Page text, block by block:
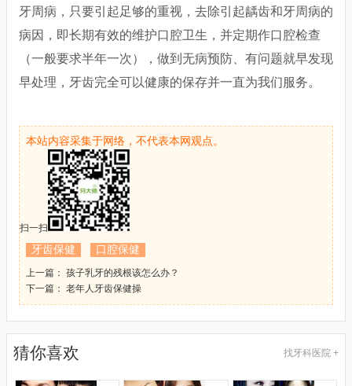
牙周病，只要引起足够的重视，去除引起龋齿和牙周病的
病因，即长期有效的维护口腔卫生，并定期作口腔检查
（一般要求半年一次），做到无病预防、有问题就早发现
早处理，牙齿完全可以健康的保存并一直为我们服务。
本站内容采集于网络，不代表本网观点。
扫一扫
牙齿保健 口腔保健
上一篇： 孩子乳牙的残根该怎么办？
下一篇： 老年人牙齿保健操
猜你喜欢 找牙科医院 +